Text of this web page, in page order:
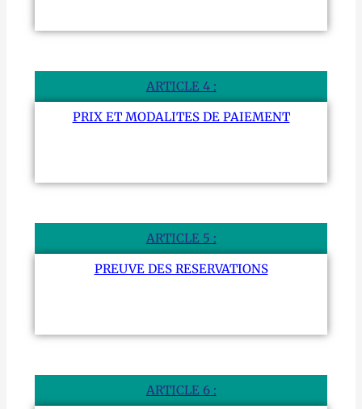
ARTICLE 4 :
PRIX ET MODALITES DE PAIEMENT
ARTICLE 5 :
PREUVE DES RESERVATIONS
ARTICLE 6 :